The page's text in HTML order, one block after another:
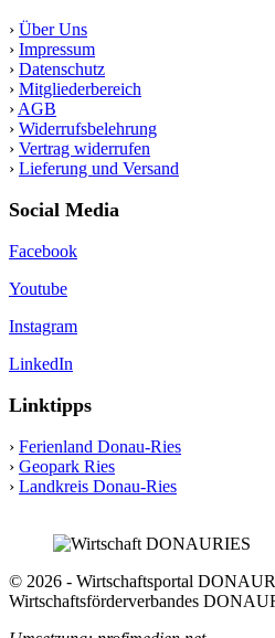
› Über Uns
› Impressum
› Datenschutz
› Mitgliederbereich
› AGB
› Widerrufsbelehrung
› Vertrag widerrufen
› Lieferung und Versand
Social Media
Facebook
Youtube
Instagram
LinkedIn
Linktipps
› Ferienland Donau-Ries
› Geopark Ries
› Landkreis Donau-Ries
© 2026 - Wirtschaftsportal
Wirtschaftsförderverbandes